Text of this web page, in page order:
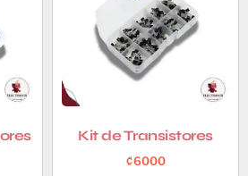
Kit de Transistores
₡6000